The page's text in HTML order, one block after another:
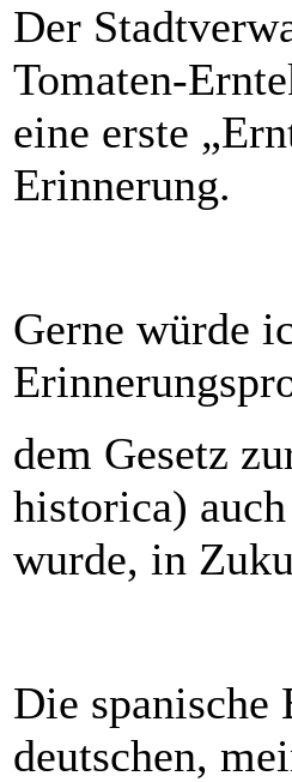
Der
Tomaten-
eine erste
Erinnerung.
Gerne würde
dem Gesetz
historica)
wurde, in
Die spanische
deutschen,